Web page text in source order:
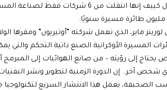
مليون طائرة مسيرة سنويًا.
لورينز ماير، الذي تعمل شركته “أوتيريون” ومقرها
المسيرة الأوكرانية الصنع ذاتية التحكم
شخص آخر.. إن الدورة الزمنية لتطوير ونشر
الصحيفة، يعمل هذا الانتشار السريع